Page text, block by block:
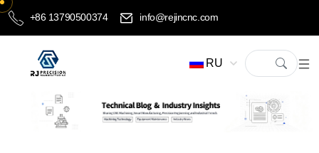
+86 13790500374 info@rejincnc.com
RU